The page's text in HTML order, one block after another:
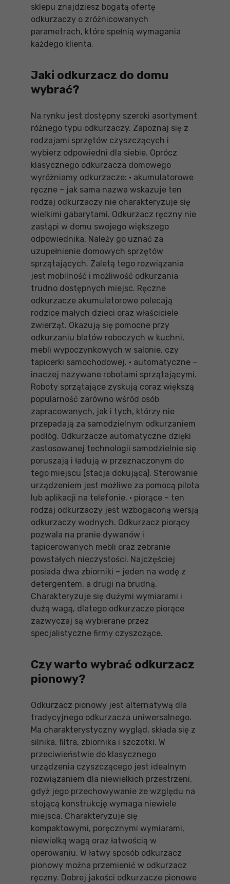
sklepu znajdziesz bogatą ofertę
odkurzaczy o zróżnicowanych
parametrach, które spełnią wymagania
każdego klienta.
Jaki odkurzacz do domu
wybrać?
Na rynku jest dostępny szeroki asortyment
różnego typu odkurzaczy. Zapoznaj się z
rodzajami sprzętów czyszczących i
wybierz odpowiedni dla siebie. Oprócz
klasycznego odkurzacza domowego
wyróżniamy odkurzacze: • akumulatorowe
ręczne – jak sama nazwa wskazuje ten
rodzaj odkurzaczy nie charakteryzuje się
wielkimi gabarytami. Odkurzacz ręczny nie
zastąpi w domu swojego większego
odpowiednika. Należy go uznać za
uzupełnienie domowych sprzętów
sprzątających. Zaletą tego rozwiązania
jest mobilność i możliwość odkurzania
trudno dostępnych miejsc. Ręczne
odkurzacze akumulatorowe polecają
rodzice małych dzieci oraz właściciele
zwierząt. Okazują się pomocne przy
odkurzaniu blatów roboczych w kuchni,
mebli wypoczynkowych w salonie, czy
tapicerki samochodowej. • automatyczne –
inaczej nazywane robotami sprzątającymi.
Roboty sprzątające zyskują coraz większą
popularność zarówno wśród osób
zapracowanych, jak i tych, którzy nie
przepadają za samodzielnym odkurzaniem
podłóg. Odkurzacze automatyczne dzięki
zastosowanej technologii samodzielnie się
poruszają i ładują w przeznaczonym do
tego miejscu (stacja dokująca). Sterowanie
urządzeniem jest możliwe za pomocą pilota
lub aplikacji na telefonie. • piorące – ten
rodzaj odkurzaczy jest wzbogaconą wersją
odkurzaczy wodnych. Odkurzacz piorący
pozwala na pranie dywanów i
tapicerowanych mebli oraz zebranie
powstałych nieczystości. Najczęściej
posiada dwa zbiorniki – jeden na wodę z
detergentem, a drugi na brudną.
Charakteryzuje się dużymi wymiarami i
dużą wagą, dlatego odkurzacze piorące
zazwyczaj są wybierane przez
specjalistyczne firmy czyszczące.
Czy warto wybrać odkurzacz
pionowy?
Odkurzacz pionowy jest alternatywą dla
tradycyjnego odkurzacza uniwersalnego.
Ma charakterystyczny wygląd, składa się z
silnika, filtra, zbiornika i szczotki. W
przeciwieństwie do klasycznego
urządzenia czyszczącego jest idealnym
rozwiązaniem dla niewielkich przestrzeni,
gdyż jego przechowywanie ze względu na
stojącą konstrukcję wymaga niewiele
miejsca. Charakteryzuje się
kompaktowymi, poręcznymi wymiarami,
niewielką wagą oraz łatwością w
operowaniu. W łatwy sposób odkurzacz
pionowy można przemienić w odkurzacz
ręczny. Dobrej jakości odkurzacze pionowe